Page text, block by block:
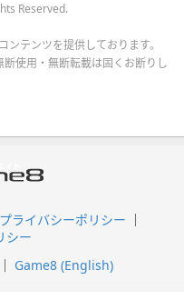
Reserved.
テンツを提供しております。
使用・無断転載は固くお断りし
プライバシーポリシー
シー
Game8 (English)